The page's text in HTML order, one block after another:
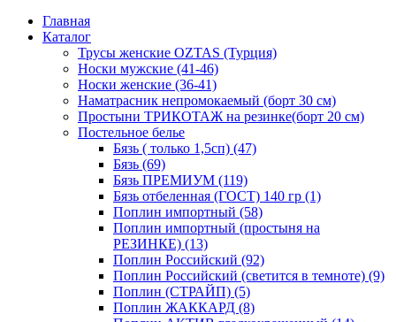
Главная
Каталог
Трусы женские OZTAS (Турция)
Носки мужские (41-46)
Носки женские (36-41)
Наматрасник непромокаемый (борт 30 см)
Простыни ТРИКОТАЖ на резинке(борт 20 см)
Постельное белье
Бязь ( только 1,5сп) (47)
Бязь (69)
Бязь ПРЕМИУМ (119)
Бязь отбеленная (ГОСТ) 140 гр (1)
Поплин импортный (58)
Поплин импортный (простыня на
РЕЗИНКЕ) (13)
Поплин Российский (92)
Поплин Российский (светится в темноте) (9)
Поплин (СТРАЙП) (5)
Поплин ЖАККАРД (8)